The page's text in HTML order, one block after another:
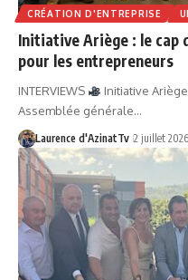
CRÉATION D'ENTREPRISE
Initiative Ariège : le cap
pour les entrepreneurs
INTERVIEWS
Initiative
Assemblée générale…
Laurence d'AzinatTv 2 juillet 2026